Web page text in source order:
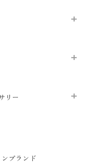
リー
ブランド